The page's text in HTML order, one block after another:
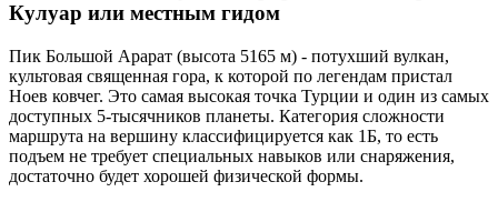
Кулуар или местным гидом
Пик Большой Арарат (высота 5165 м) - потухший вулкан,
культовая священная гора, к которой по легендам пристал
Ноев ковчег. Это самая высокая точка Турции и один из самых
доступных 5-тысячников планеты. Категория сложности
маршрута на вершину классифицируется как 1Б, то есть
подъем не требует специальных навыков или снаряжения,
достаточно будет хорошей физической формы.